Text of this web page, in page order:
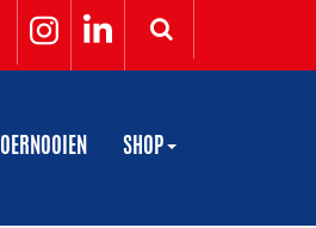
TOERNOOIEN SHOP